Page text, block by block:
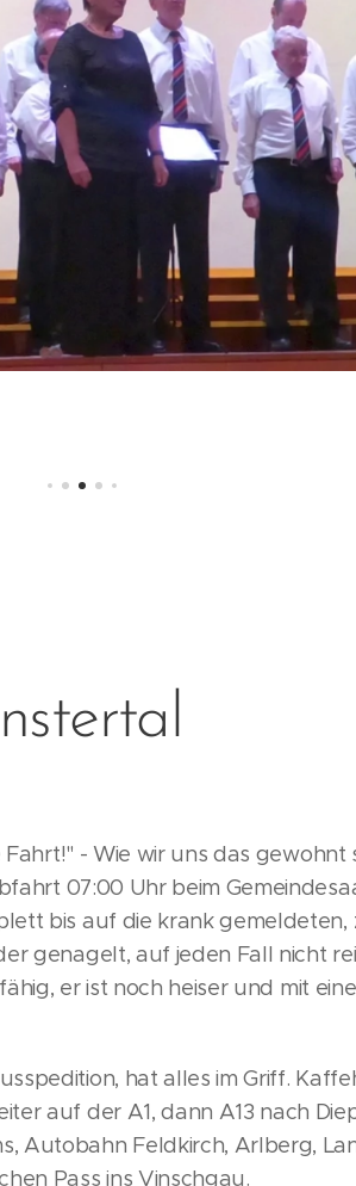
- Wie wir uns das gewohnt
07:00 Uhr beim
bis auf die krank gemeldeten,
genagelt, auf jeden Fall nicht
er ist noch heiser und mit
hat alles im Griff.
auf der A1, dann A13 nach
Autobahn Feldkirch, Arlberg,
Pass ins Vinschgau.